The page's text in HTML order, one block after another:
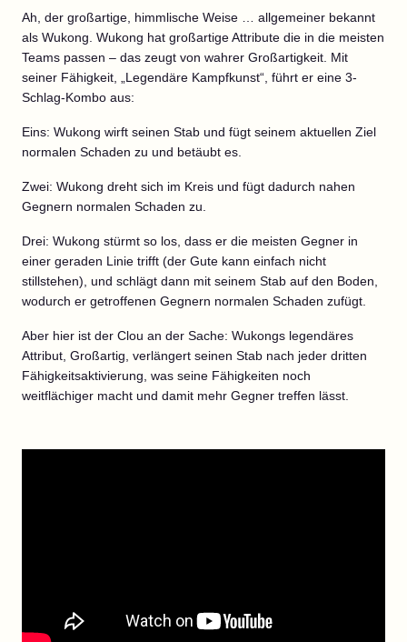
Ah, der großartige, himmlische Weise … allgemeiner bekannt
als Wukong. Wukong hat großartige Attribute die in die meisten
Teams passen – das zeugt von wahrer Großartigkeit. Mit
seiner Fähigkeit, „Legendäre Kampfkunst“, führt er eine 3-
Schlag-Kombo aus:
Eins: Wukong wirft seinen Stab und fügt seinem aktuellen Ziel
normalen Schaden zu und betäubt es.
Zwei: Wukong dreht sich im Kreis und fügt dadurch nahen
Gegnern normalen Schaden zu.
Drei: Wukong stürmt so los, dass er die meisten Gegner in
einer geraden Linie trifft (der Gute kann einfach nicht
stillstehen), und schlägt dann mit seinem Stab auf den Boden,
wodurch er getroffenen Gegnern normalen Schaden zufügt.
Aber hier ist der Clou an der Sache: Wukongs legendäres
Attribut, Großartig, verlängert seinen Stab nach jeder dritten
Fähigkeitsaktivierung, was seine Fähigkeiten noch
weitflächiger macht und damit mehr Gegner treffen lässt.